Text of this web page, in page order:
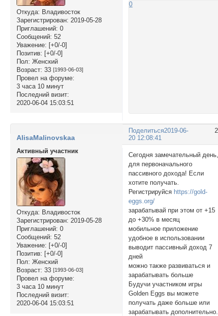
Откуда: Владивосток
Зарегистрирован: 2019-05-28
Приглашений: 0
Сообщений: 52
Уважение: [+0/-0]
Позитив: [+0/-0]
Пол: Женский
Возраст: 33 [1993-06-03]
Провел на форуме:
3 часа 10 минут
Последний визит:
2020-06-04 15:03:51
0
Поделиться2019-06-
20 12:08:41
AlisaMalinovskaa
Активный участник
Откуда: Владивосток
Зарегистрирован: 2019-05-28
Приглашений: 0
Сообщений: 52
Уважение: [+0/-0]
Позитив: [+0/-0]
Пол: Женский
Возраст: 33 [1993-06-03]
Провел на форуме:
3 часа 10 минут
Последний визит:
2020-06-04 15:03:51
Сегодня замечательный
для первоначального
пассивного дохода! Если
хотите получать.
Регистрируйся https://gold-
eggs.org/
зарабатывай при этом от +15
до +30% в месяц
мобильное приложение
удобное в использовании
выводит пассивный доход 7
дней
можно также развиваться и
зарабатывать больше
Будучи участником игры
Golden Eggs вы можете
получать даже больше или
зарабатывать дополнительно.